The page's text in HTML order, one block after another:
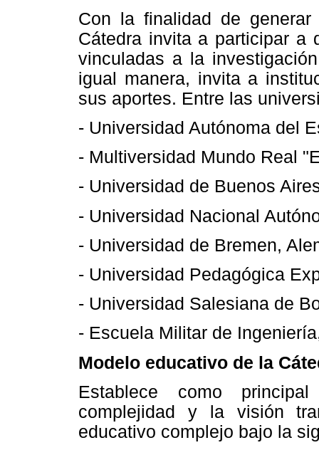
Con la finalidad de
Cátedra invita a participar a
vinculadas a la
igual manera, invita a
sus aportes. Entre las
- Universidad Autónoma del
- Multiversidad Mundo Real
- Universidad de Buenos
- Universidad Nacional
- Universidad de Bremen,
- Universidad Pedagógica
- Universidad Salesiana de
- Escuela Militar de
Modelo educativo de la
Establece como
complejidad y la visión
educativo complejo bajo la